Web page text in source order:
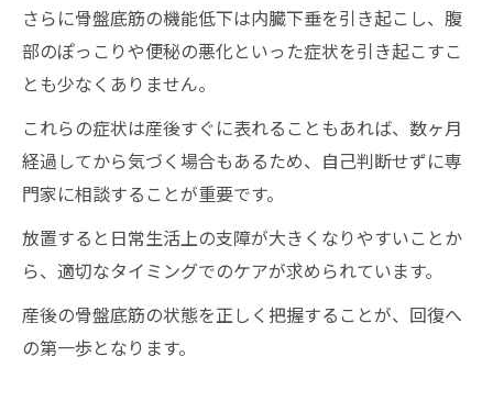
さらに骨盤底筋の機能低下は内臓下垂を引き起こし、腹
部のぽっこりや便秘の悪化といった症状を引き起こすこ
とも少なくありません。
これらの症状は産後すぐに表れることもあれば、数ヶ月
経過してから気づく場合もあるため、自己判断せずに専
門家に相談することが重要です。
放置すると日常生活上の支障が大きくなりやすいことか
ら、適切なタイミングでのケアが求められています。
産後の骨盤底筋の状態を正しく把握することが、回復へ
の第一歩となります。